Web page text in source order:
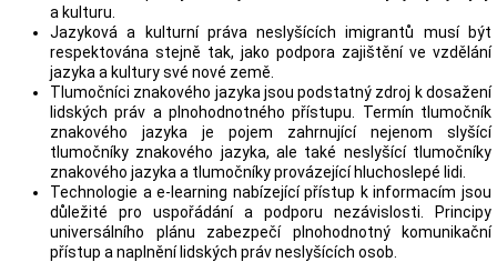
a kulturu.
Jazyková a kulturní práva neslyšících imigrantů musí být
respektována stejně tak, jako podpora zajištění ve vzdělání
jazyka a kultury své nové země.
Tlumočníci znakového jazyka jsou podstatný zdroj k dosažení
lidských práv a plnohodnotného přístupu. Termín tlumočník
znakového jazyka je pojem zahrnující nejenom slyšící
tlumočníky znakového jazyka, ale také neslyšící tlumočníky
znakového jazyka a tlumočníky provázející hluchoslepé lidi.
Technologie a e-learning nabízející přístup k informacím jsou
důležité pro uspořádání a podporu nezávislosti. Principy
universálního plánu zabezpečí plnohodnotný komunikační
přístup a naplnění lidských práv neslyšících osob.